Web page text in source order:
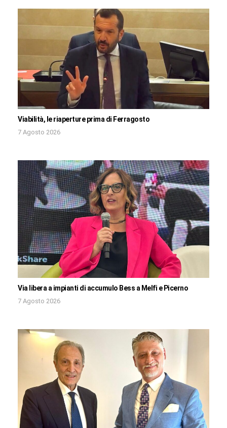
Viabilità, le riaperture prima di Ferragosto
7 Agosto 2026
Via libera a impianti di accumulo Bess a Melfi e Picerno
7 Agosto 2026